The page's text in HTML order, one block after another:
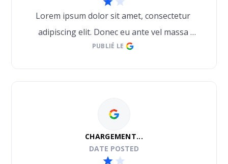
Lorem ipsum dolor sit amet, consectetur
adipiscing elit. Donec eu ante vel massa
blandit lobortis. Phasellus elit nibh,
PUBLIÉ LE
CHARGEMENT...
DATE POSTED